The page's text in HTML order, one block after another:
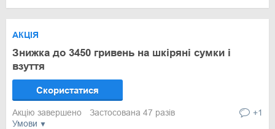
Умови
АКЦІЯ
Знижка до 3450 гривень на шкіряні сумки і
взуття
Скористатися
Акцію завершено Застосована 47 разів +1